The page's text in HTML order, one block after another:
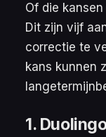
Of die
Dit zijn vijf
correctie te
kans kunnen
1.